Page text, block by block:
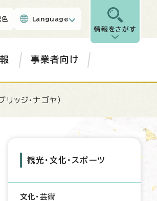
色 Language
情報をさがす
事業者向け
ジ・ナゴヤ）
観光・文化・スポーツ
文化・芸術